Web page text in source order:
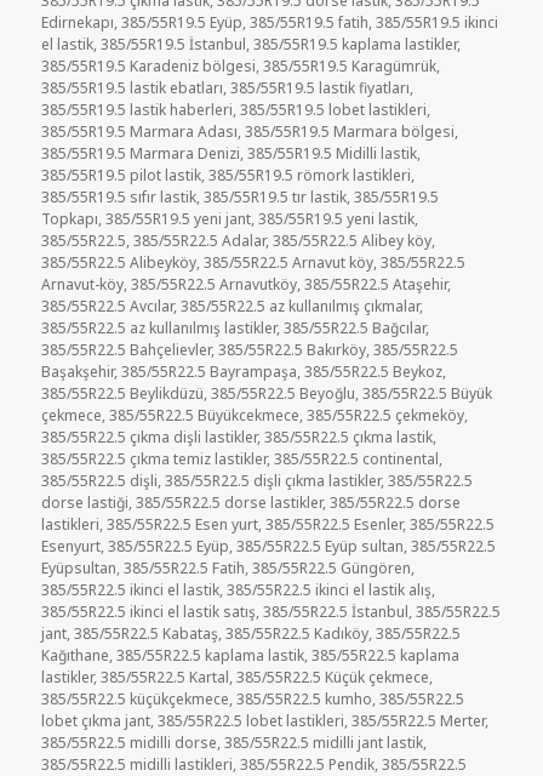
Edirnekapı,385/55R19.5 Eyüp,385/55R19.5 fatih,385/55R19.5 ikinci
el lastik,385/55R19.5 İstanbul,385/55R19.5 kaplama lastikler,
385/55R19.5 Karadeniz bölgesi,385/55R19.5 Karagümrük,
385/55R19.5 lastik ebatları,385/55R19.5 lastik fiyatları,
385/55R19.5 lastik haberleri,385/55R19.5 lobet lastikleri,
385/55R19.5 Marmara Adası,385/55R19.5 Marmara bölgesi,
385/55R19.5 Marmara Denizi,385/55R19.5 Midilli lastik,
385/55R19.5 pilot lastik,385/55R19.5 römork lastikleri,
385/55R19.5 sıfır lastik,385/55R19.5 tır lastik,385/55R19.5
Topkapı,385/55R19.5 yeni jant,385/55R19.5 yeni lastik,
385/55R22.5,385/55R22.5 Adalar,385/55R22.5 Alibey köy,
385/55R22.5 Alibeyköy,385/55R22.5 Arnavut köy,385/55R22.5
Arnavut-köy,385/55R22.5 Arnavutköy,385/55R22.5 Ataşehir,
385/55R22.5 Avcılar,385/55R22.5 az kullanılmış çıkmalar,
385/55R22.5 az kullanılmış lastikler,385/55R22.5 Bağcılar,
385/55R22.5 Bahçelievler,385/55R22.5 Bakırköy,385/55R22.5
Başakşehir,385/55R22.5 Bayrampaşa,385/55R22.5 Beykoz,
385/55R22.5 Beylikdüzü,385/55R22.5 Beyoğlu,385/55R22.5 Büyük
çekmece,385/55R22.5 Büyükcekmece,385/55R22.5 çekmeköy,
385/55R22.5 çıkma dişli lastikler,385/55R22.5 çıkma lastik,
385/55R22.5 çıkma temiz lastikler,385/55R22.5 continental,
385/55R22.5 dişli,385/55R22.5 dişli çıkma lastikler,385/55R22.5
dorse lastiği,385/55R22.5 dorse lastikler,385/55R22.5 dorse
lastikleri,385/55R22.5 Esen yurt,385/55R22.5 Esenler,385/55R22.5
Esenyurt,385/55R22.5 Eyüp,385/55R22.5 Eyüp sultan,385/55R22.5
Eyüpsultan,385/55R22.5 Fatih,385/55R22.5 Güngören,
385/55R22.5 ikinci el lastik,385/55R22.5 ikinci el lastik alış,
385/55R22.5 ikinci el lastik satış,385/55R22.5 İstanbul,385/55R22.5
jant,385/55R22.5 Kabataş,385/55R22.5 Kadıköy,385/55R22.5
Kağıthane,385/55R22.5 kaplama lastik,385/55R22.5 kaplama
lastikler,385/55R22.5 Kartal,385/55R22.5 Küçük çekmece,
385/55R22.5 küçükçekmece,385/55R22.5 kumho,385/55R22.5
lobet çıkma jant,385/55R22.5 lobet lastikleri,385/55R22.5 Merter,
385/55R22.5 midilli dorse,385/55R22.5 midilli jant lastik,
385/55R22.5 midilli lastikleri,385/55R22.5 Pendik,385/55R22.5